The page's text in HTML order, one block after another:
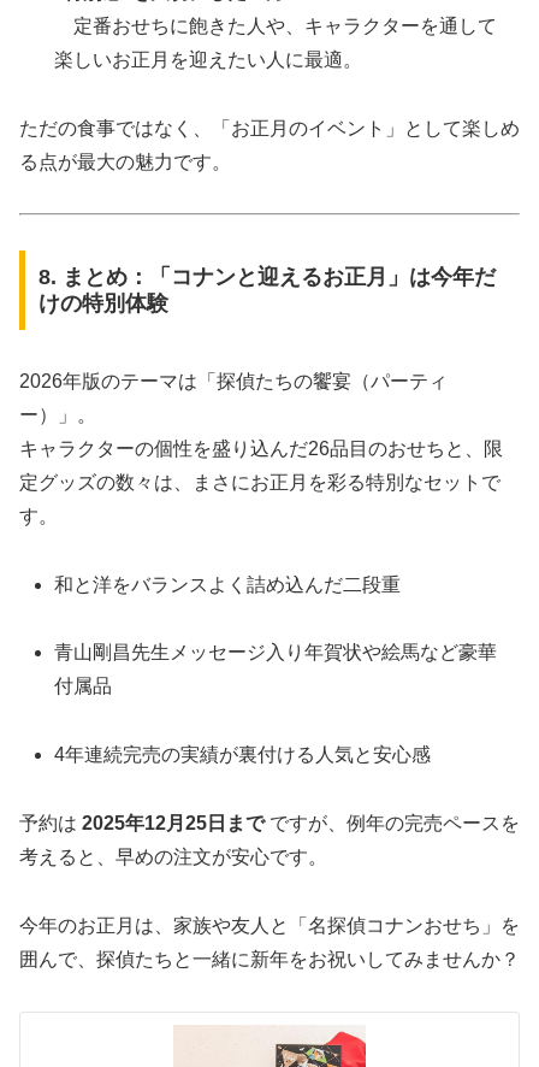
定番おせちに飽きた人や、キャラクターを通して
楽しいお正月を迎えたい人に最適。
ただの食事ではなく、「お正月のイベント」として楽しめ
る点が最大の魅力です。
8. まとめ：「コナンと迎えるお正月」は今年だ
けの特別体験
2026年版のテーマは「探偵たちの饗宴（パーティ
ー）」。
キャラクターの個性を盛り込んだ26品目のおせちと、限
定グッズの数々は、まさにお正月を彩る特別なセットで
す。
和と洋をバランスよく詰め込んだ二段重
青山剛昌先生メッセージ入り年賀状や絵馬など豪華
付属品
4年連続完売の実績が裏付ける人気と安心感
予約は 2025年12月25日までですが、例年の完売ペースを
考えると、早めの注文が安心です。
今年のお正月は、家族や友人と「名探偵コナンおせち」を
囲んで、探偵たちと一緒に新年をお祝いしてみませんか？